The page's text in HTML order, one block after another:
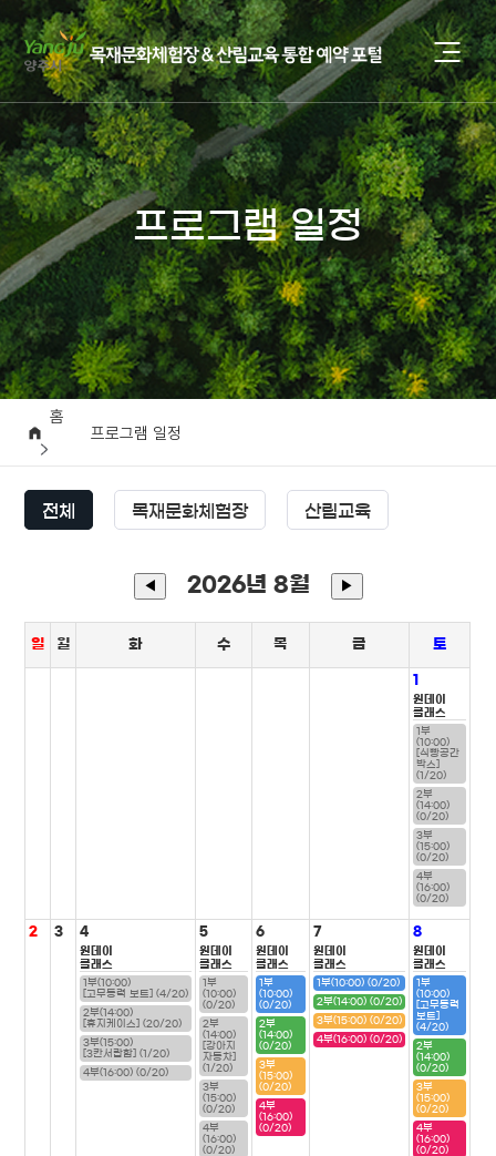
프로그램 일정
홈
프로그램 일정
전체 목재문화체험장 산림교육
◀ 2026년 8월 ▶
일 월 화 수 목 금 토
1
원데이
클래스
1부
(10:00)
[식빵공간
박스]
(1/20)
2부
(14:00)
(0/20)
3부
(15:00)
(0/20)
4부
(16:00)
(0/20)
2 3 4
원데이
클래스
1부(10:00)
[고무동력 보트] (4/20)
2부(14:00)
[휴지케이스] (20/20)
3부(15:00)
[3칸서랍함] (1/20)
4부(16:00) (0/20)
5
원데이
클래스
1부
(10:00)
(0/20)
2부
(14:00)
[강아지
자동차]
(1/20)
3부
(15:00)
(0/20)
4부
(16:00)
(0/20)
6
원데이
클래스
1부
(10:00)
(0/20)
2부
(14:00)
(0/20)
3부
(15:00)
(0/20)
4부
(16:00)
(0/20)
7
원데이
클래스
1부(10:00) (0/20)
2부(14:00) (0/20)
3부(15:00) (0/20)
4부(16:00) (0/20)
8
원데이
클래스
1부
(10:00)
[고무동력
보트]
(4/20)
2부
(14:00)
(0/20)
3부
(15:00)
(0/20)
4부
(16:00)
(0/20)